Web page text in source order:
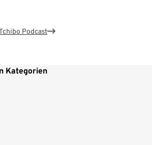
Podcast
Kategorien